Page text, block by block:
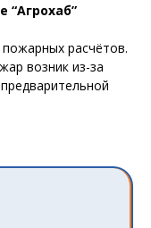
“Агрохаб”
расчётов.
возник из-за